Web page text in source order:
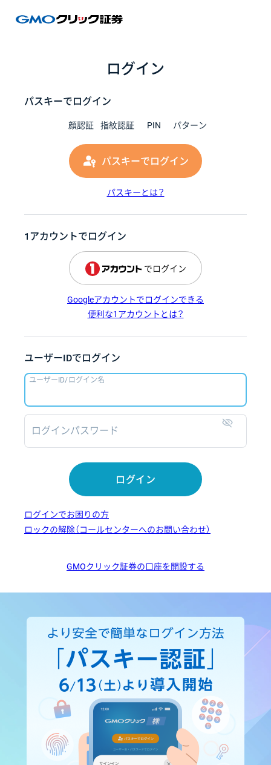
ログイン
パスキーでログイン
顔認証 指紋認証 PIN パターン
パスキーでログイン
パスキーとは？
1アカウントでログイン
でログイン
Googleアカウントでログインできる
便利な1アカウントとは？
ユーザーIDでログイン
ユーザーID/ログイン名
ログインパスワード
ログイン
ログインでお困りの方
ロックの解除（コールセンターへのお問い合わせ）
GMOクリック証券の口座を開設する